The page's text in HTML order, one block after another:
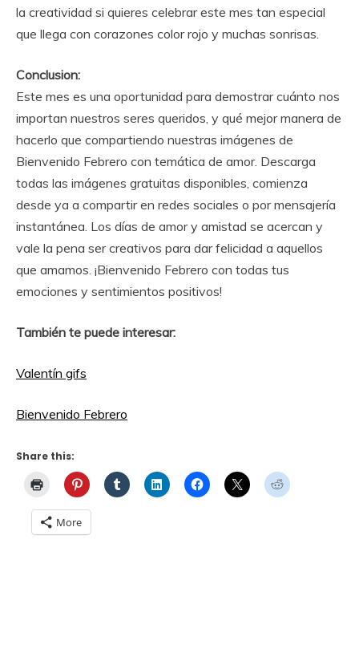
la creatividad si quieres celebrar este mes tan especial
que llega con corazones color rojo y muchas sonrisas.
Conclusion:
Este mes es una oportunidad para demostrar cuánto nos
importan nuestros seres queridos, y qué mejor manera de
hacerlo que compartiendo nuestras imágenes de
Bienvenido Febrero con temática de amor. Descarga
todas las imágenes gratuitas disponibles, comienza
desde ya a compartir en redes sociales o por mensajería
instantánea. Los días de amor y amistad se acercan y
vale la pena ser creativos para dar felicidad a aquellos
que amamos. ¡Bienvenido Febrero con todas tus
emociones y sentimientos positivos!
También te puede interesar:
Valentín gifs
Bienvenido Febrero
Share this:
More